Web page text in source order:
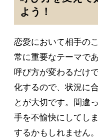
よう！
恋愛において相手の
常に重要なテーマで
呼び方が変わるだけ
化するので、状況に
とが大切です。間違
手を不愉快にしてし
するかもしれません